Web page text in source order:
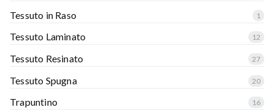
Tessuto in Raso 1
Tessuto Laminato 12
Tessuto Resinato 27
Tessuto Spugna 20
Trapuntino 16